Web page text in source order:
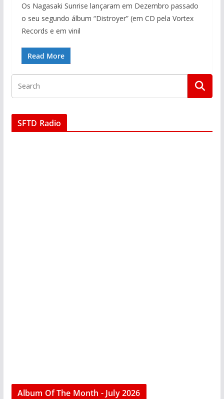
Os Nagasaki Sunrise lançaram em Dezembro passado
o seu segundo álbum “Distroyer” (em CD pela Vortex
Records e em vinil
Read More
SFTD Radio
Album Of The Month - July 2026